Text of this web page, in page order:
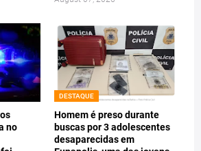
no
DESTAQUE
Homem é preso durante
buscas por 3 adolescentes
desaparecidas em